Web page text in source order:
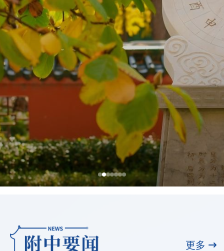
更多
全国展演一等奖，天河合唱团再创佳绩
2026/07/31